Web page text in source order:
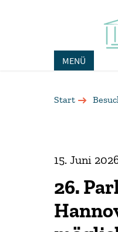
MENÜ
Start
15. Juni
26.